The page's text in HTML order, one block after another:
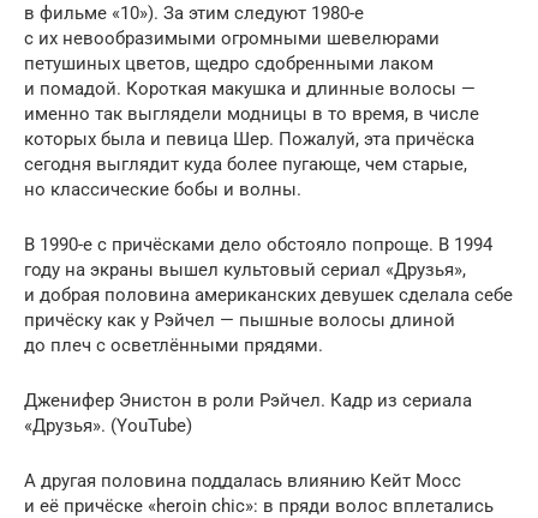
в фильме «10»). За этим следуют 1980-е
с их невообразимыми огромными шевелюрами
петушиных цветов, щедро сдобренными лаком
и помадой. Короткая макушка и длинные волосы —
именно так выглядели модницы в то время, в числе
которых была и певица Шер. Пожалуй, эта причёска
сегодня выглядит куда более пугающе, чем старые,
но классические бобы и волны.
В 1990-е с причёсками дело обстояло попроще. В 1994
году на экраны вышел культовый сериал «Друзья»,
и добрая половина американских девушек сделала себе
причёску как у Рэйчел — пышные волосы длиной
до плеч с осветлёнными прядями.
Дженифер Энистон в роли Рэйчел. Кадр из сериала
«Друзья». (YouTube)
А другая половина поддалась влиянию Кейт Мосс
и её причёске «heroin chic»: в пряди волос вплетались